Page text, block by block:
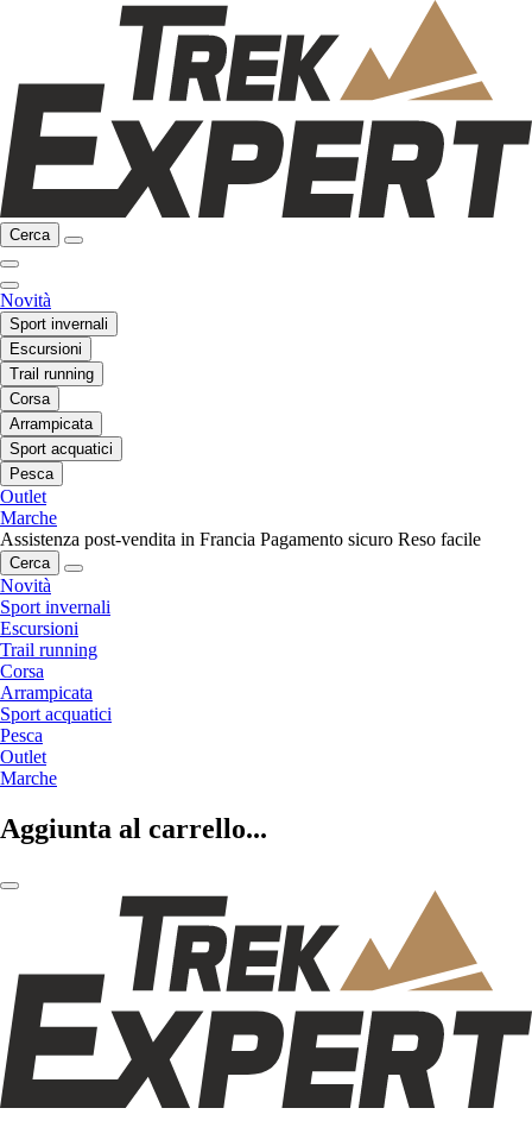
Cerca
Novità
Sport invernali
Escursioni
Trail running
Corsa
Arrampicata
Sport acquatici
Pesca
Outlet
Marche
Assistenza post-vendita in Francia Pagamento sicuro Reso facile
Cerca
Novità
Sport invernali
Escursioni
Trail running
Corsa
Arrampicata
Sport acquatici
Pesca
Outlet
Marche
Aggiunta al carrello...